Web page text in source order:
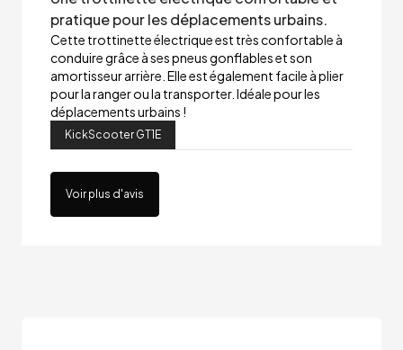
pratique pour les déplacements urbains.
Cette trottinette électrique est très confortable à
conduire grâce à ses pneus gonflables et son
amortisseur arrière. Elle est également facile à plier
pour la ranger ou la transporter. Idéale pour les
déplacements urbains !
KickScooter GT1E
Voir plus d'avis